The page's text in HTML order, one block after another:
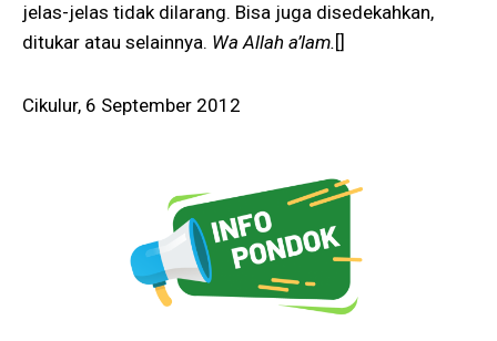
jelas-jelas tidak dilarang. Bisa juga disedekahkan,
ditukar atau selainnya. Wa Allah a’lam.[]
Cikulur, 6 September 2012